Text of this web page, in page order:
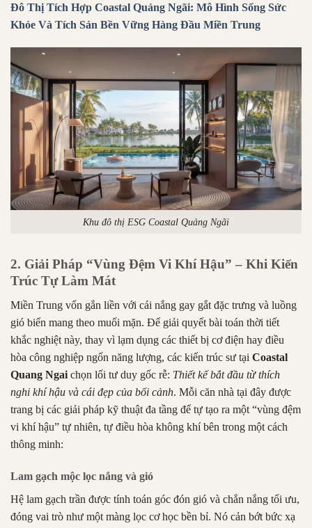
Đô Thị Tích Hợp Coastal Quảng Ngãi: Mô Hình Sống Sức
Khỏe Và Tích Sản Bền Vững Hàng Đầu Miền Trung
Khu đô thị ESG Coastal Quảng Ngãi
2. Giải Pháp “Vùng Đệm Vi Khí Hậu” – Khi Kiến
Trúc Tự Làm Mát
Miền Trung vốn gắn liền với cái nắng gay gắt đặc trưng và luồng
gió biển mang theo muối mặn. Để giải quyết bài toán thời tiết
khắc nghiệt này, thay vì lạm dụng các thiết bị cơ điện hay điều
hòa công nghiệp ngốn năng lượng, các kiến trúc sư tại Coastal
Quang Ngai chọn lối tư duy gốc rễ: Thiết kế bắt đầu từ thích
nghi khí hậu và cái đẹp của bối cảnh. Mỗi căn nhà tại đây được
trang bị các giải pháp kỹ thuật đa tầng để tự tạo ra một “vùng đệm
vi khí hậu” tự nhiên, tự điều hòa không khí bên trong một cách
thông minh:
Lam gạch mộc lọc nắng và gió
Hệ lam gạch trần được tính toán góc đón gió và chắn nắng tối ưu,
đóng vai trò như một màng lọc cơ học bền bỉ. Nó cản bớt bức xạ